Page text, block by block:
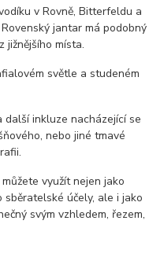
v Rovně, Bitterfeldu a
jantar má podobný
jižnějšího místa.
světle a studeném
další inkluze nacházející se
nebo jiné tmavé
využít nejen jako
účely, ale i jako
svým vzhledem, řezem,